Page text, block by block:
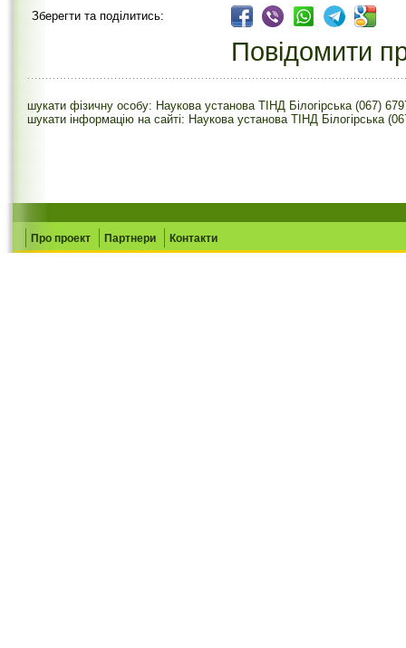
Зберегти та поділитись:
Повідомити
шукати фізичну особу: Наукова установа ТІНД Білогірська (067)
шукати інформацію на сайті: Наукова установа ТІНД Білогірська
Про проект Партнери Контакти